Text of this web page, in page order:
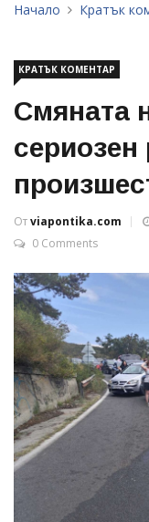
Начало Кратък
КРАТЪК КОМЕНТАР
Смяната
сериозен
Отviapontika.com
0 Comments